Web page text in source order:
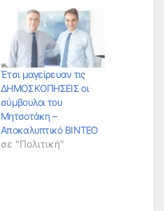
Έτσι μαγείρευαν τις
ΔΗΜΟΣΚΟΠΗΣΕΙΣ οι
σύμβουλοι του
Μητσοτάκη –
Αποκαλυπτικό ΒΙΝΤΕΟ
σε "Πολιτική"